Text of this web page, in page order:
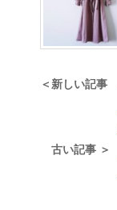
＜新しい記事
古い記事 ＞